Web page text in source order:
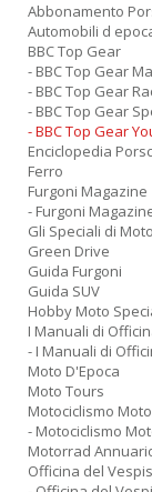
Abbonamento
Automobili d
BBC Top Gear
- BBC Top Gear
- BBC Top Gear
- BBC Top Gear
- BBC Top Gear
Enciclopedia
Ferro
Furgoni Magazine
- Furgoni
Gli Speciali di
Green Drive
Guida Furgoni
Guida SUV
Hobby Moto
I Manuali di
- I Manuali di
Moto D'Epoca
Moto Tours
Motociclismo
- Motociclismo
Motorrad
Officina del